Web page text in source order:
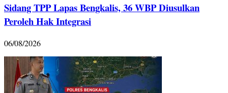
Sidang TPP Lapas Bengkalis, 36 WBP Diusulkan
Peroleh Hak Integrasi
06/08/2026